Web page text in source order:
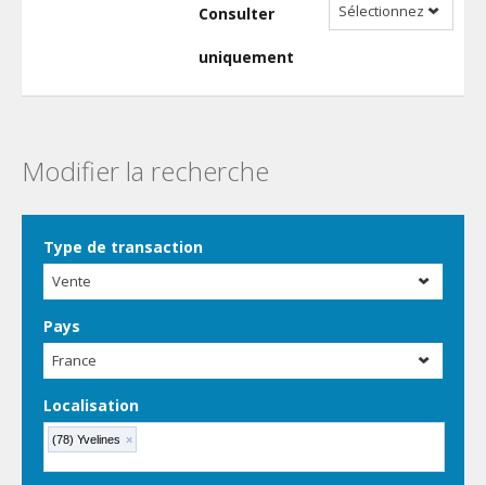
Consulter
uniquement
Sélectionnez
Modifier la recherche
Type de transaction
Vente
Pays
France
Localisation
(78) Yvelines ×